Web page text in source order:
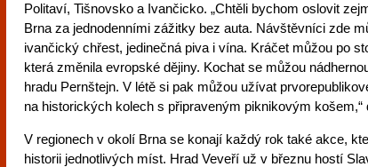
Politaví, Tišnovsko a Ivančicko. „Chtěli bychom oslovit
Brna za jednodenními zážitky bez auta. Návštěvníci zde
ivančický chřest, jedinečná piva i vína. Kráčet můžou po
která změnila evropské dějiny. Kochat se můžou
hradu Pernštejn. V létě si pak můžou užívat
na historických kolech s připraveným piknikovým košem,“
V regionech v okolí Brna se konají každý rok také akce,
historii jednotlivých míst. Hrad Veveří už v březnu hostí